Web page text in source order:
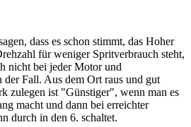
dass es schon stimmt, das Hoher
für weniger Spritverbrauch steht,
nicht bei jeder Motor und
der Fall. Aus dem Ort raus und gut
zulegen ist "Günstiger", wenn man es
macht und dann bei erreichter
durch in den 6. schaltet.